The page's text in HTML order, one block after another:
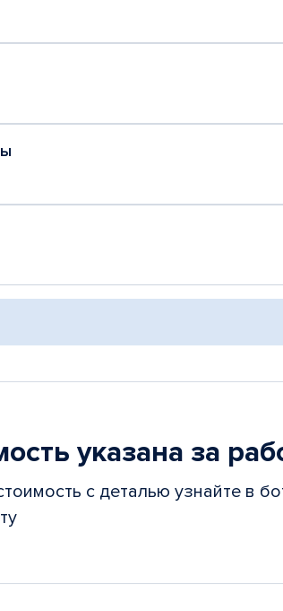
указана за
с деталью узнайте в